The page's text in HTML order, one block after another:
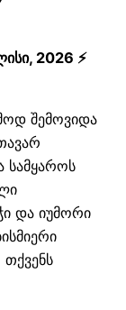
2026 ⚡
შემოვიდა
და იუმორი